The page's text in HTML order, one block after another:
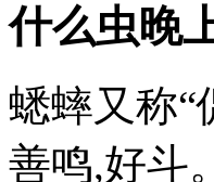
什么虫晚
蟋蟀又称“
善鸣,好斗